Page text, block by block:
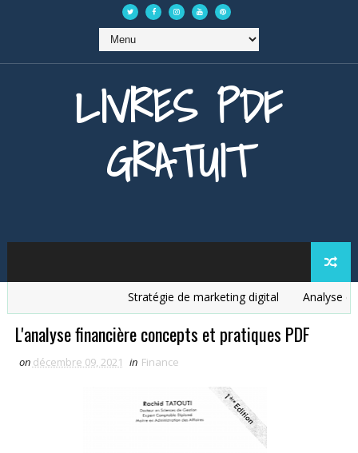
LIVRES PDF
GRATUIT
Stratégie de marketing digital Analyse des
L'analyse financière concepts et pratiques PDF
on décembre 09, 2021 in Finance